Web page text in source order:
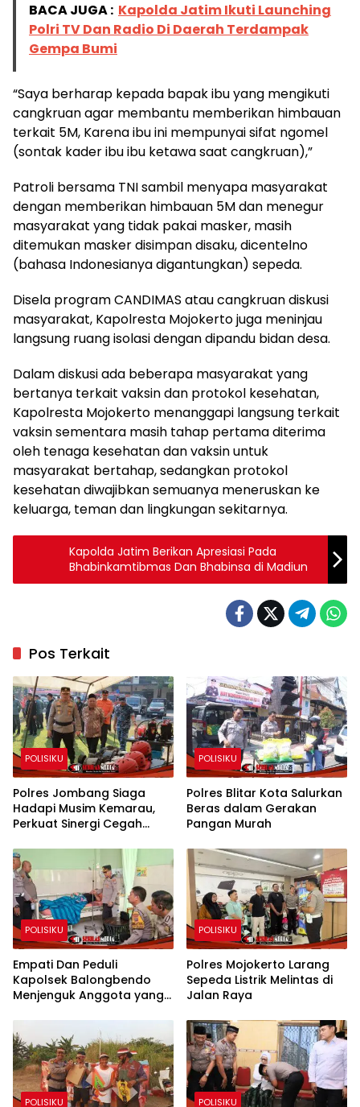
BACA JUGA : Kapolda Jatim Ikuti Launching
Polri TV Dan Radio Di Daerah Terdampak
Gempa Bumi
“Saya berharap kepada bapak ibu yang mengikuti
cangkruan agar membantu memberikan himbauan
terkait 5M, Karena ibu ini mempunyai sifat ngomel
(sontak kader ibu ibu ketawa saat cangkruan),”
Patroli bersama TNI sambil menyapa masyarakat
dengan memberikan himbauan 5M dan menegur
masyarakat yang tidak pakai masker, masih
ditemukan masker disimpan disaku, dicentelno
(bahasa Indonesianya digantungkan) sepeda.
Disela program CANDIMAS atau cangkruan diskusi
masyarakat, Kapolresta Mojokerto juga meninjau
langsung ruang isolasi dengan dipandu bidan desa.
Dalam diskusi ada beberapa masyarakat yang
bertanya terkait vaksin dan protokol kesehatan,
Kapolresta Mojokerto menanggapi langsung terkait
vaksin sementara masih tahap pertama diterima
oleh tenaga kesehatan dan vaksin untuk
masyarakat bertahap, sedangkan protokol
kesehatan diwajibkan semuanya meneruskan ke
keluarga, teman dan lingkungan sekitarnya.
Kapolda Jatim Berikan Apresiasi Pada
Bhabinkamtibmas Dan Bhabinsa di Madiun
Pos Terkait
POLISIKU
Polres Jombang Siaga
Hadapi Musim Kemarau,
Perkuat Sinergi Cegah
POLISIKU
Polres Blitar Kota Salurkan
Beras dalam Gerakan
Pangan Murah
POLISIKU
Empati Dan Peduli
Kapolsek Balongbendo
Menjenguk Anggota yang
POLISIKU
Polres Mojokerto Larang
Sepeda Listrik Melintas di
Jalan Raya
POLISIKU POLISIKU